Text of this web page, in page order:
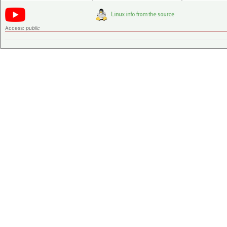
Access: public